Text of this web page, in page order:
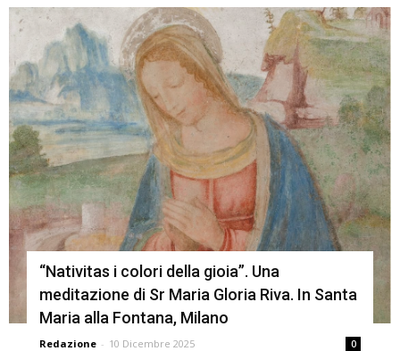
“Nativitas i colori della gioia”. Una
meditazione di Sr Maria Gloria Riva. In Santa
Maria alla Fontana, Milano
Redazione - 10 Dicembre 2025 0